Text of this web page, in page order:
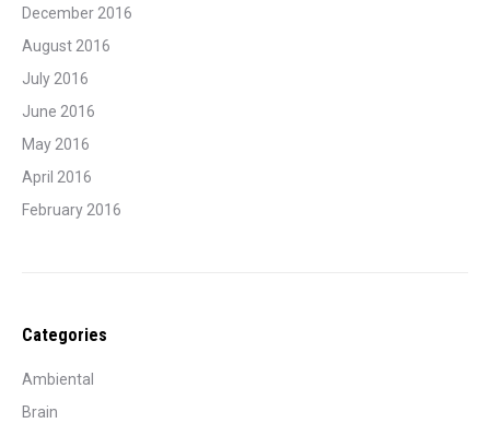
December 2016
August 2016
July 2016
June 2016
May 2016
April 2016
February 2016
Categories
Ambiental
Brain